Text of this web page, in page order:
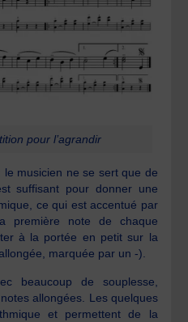
pour l’agrandir
musicien ne se sert que de
suffisant pour donner une
ce qui est accentué par
première note de chaque
à la portée en petit sur la
marquée par un -).
beaucoup de souplesse,
allongées. Les quelques
et permettent de la